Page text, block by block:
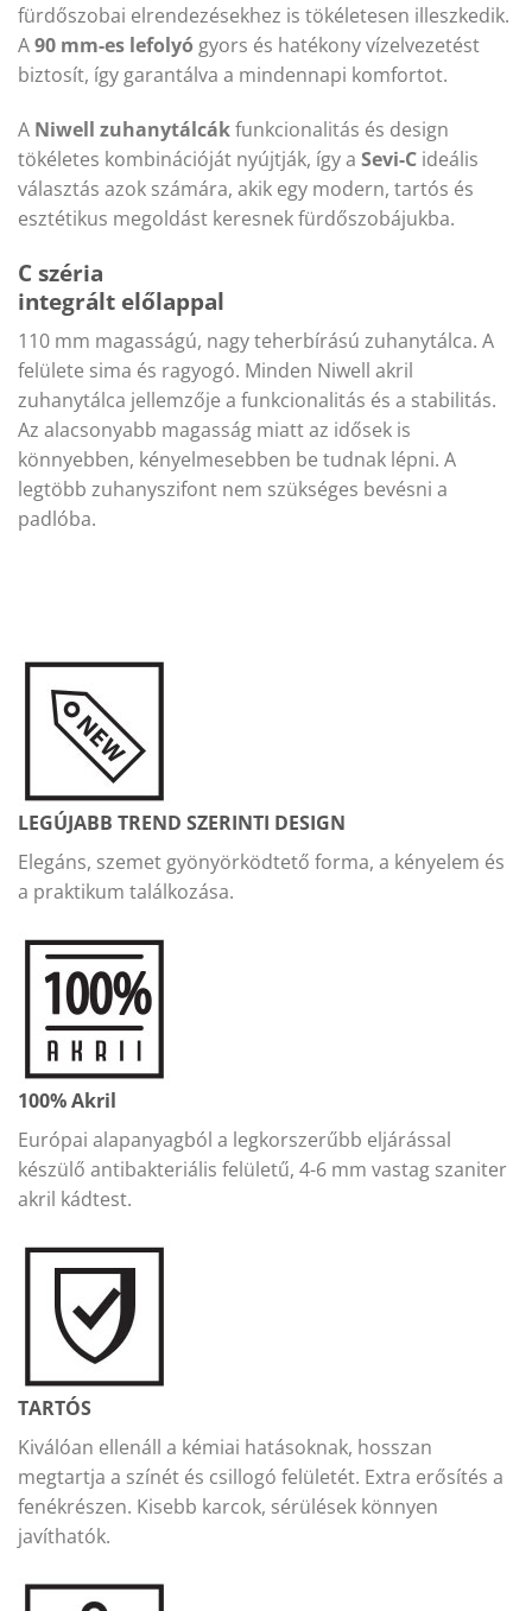
fürdőszobai elrendezésekhez is tökéletesen illeszkedik.
A90 mm-es lefolyó gyors és hatékony vízelvezetést
biztosít, így garantálva a mindennapi komfortot.
A Niwell zuhanytálcákfunkcionalitás és design
tökéletes kombinációját nyújtják, így a Sevi-C ideális
választás azok számára, akik egy modern, tartós és
esztétikus megoldást keresnek fürdőszobájukba.
C széria
integrált előlappal
110 mm magasságú, nagy teherbírású zuhanytálca. A
felülete sima és ragyogó. Minden Niwell akril
zuhanytálca jellemzője a funkcionalitás és a stabilitás.
Az alacsonyabb magasság miatt az idősek is
könnyebben, kényelmesebben be tudnak lépni. A
legtöbb zuhanyszifont nem szükséges bevésni a
padlóba.
LEGÚJABB TREND SZERINTI DESIGN
Elegáns, szemet gyönyörködtető forma, a kényelem és
a praktikum találkozása.
100% Akril
Európai alapanyagból a legkorszerűbb eljárással
készülő antibakteriális felületű, 4-6 mm vastag szaniter
akril kádtest.
TARTÓS
Kiválóan ellenáll a kémiai hatásoknak, hosszan
megtartja a színét és csillogó felületét. Extra erősítés a
fenékrészen. Kisebb karcok, sérülések könnyen
javíthatók.